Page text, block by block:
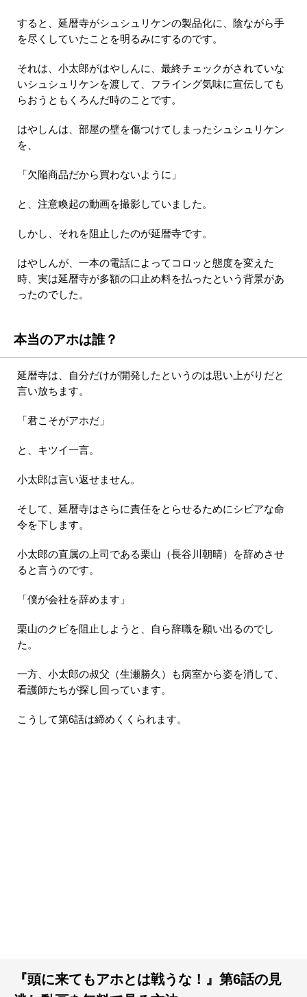
すると、延暦寺がシュシュリケンの製品化に、陰ながら手
を尽くしていたことを明るみにするのです。
それは、小太郎がはやしんに、最終チェックがされていな
いシュシュリケンを渡して、フライング気味に宣伝しても
らおうともくろんだ時のことです。
はやしんは、部屋の壁を傷つけてしまったシュシュリケン
を、
「欠陥商品だから買わないように」
と、注意喚起の動画を撮影していました。
しかし、それを阻止したのが延暦寺です。
はやしんが、一本の電話によってコロッと態度を変えた
時、実は延暦寺が多額の口止め料を払ったという背景があ
ったのでした。
本当のアホは誰？
延暦寺は、自分だけが開発したというのは思い上がりだと
言い放ちます。
「君こそがアホだ」
と、キツイ一言。
小太郎は言い返せません。
そして、延暦寺はさらに責任をとらせるためにシビアな命
令を下します。
小太郎の直属の上司である栗山（長谷川朝晴）を辞めさせ
ると言うのです。
「僕が会社を辞めます」
栗山のクビを阻止しようと、自ら辞職を願い出るのでし
た。
一方、小太郎の叔父（生瀬勝久）も病室から姿を消して、
看護師たちが探し回っています。
こうして第6話は締めくくられます。
『頭に来てもアホとは戦うな！』第6話の見